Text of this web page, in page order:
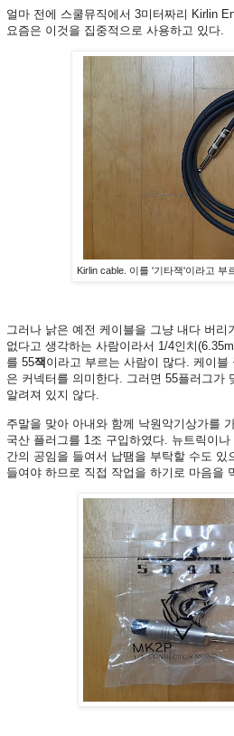
얼마 전에 스쿨뮤직에서 3미터짜리 Kirlin
요즘은 이것을 집중적으로 사용하고 있다.
Kirlin cable. 이를 '기타잭'이라고 부
그러나 낡은 예전 케이블을 그냥 내다 버
없다고 생각하는 사람이라서 1/4인치
를 55잭 이라고 부르는 사람이 많다. 케이블
은 커넥터를 의미한다. 그러면 55플러그가
알려져 있지 않다.
주말을 맞아 아내와 함께 낙원악기상가를
국산 플러그를 1조 구입하였다. 뉴트릭이
간의 공임을 들여서 납땜을 부탁할 수도
들여야 하므로 직접 작업을 하기로 마음을